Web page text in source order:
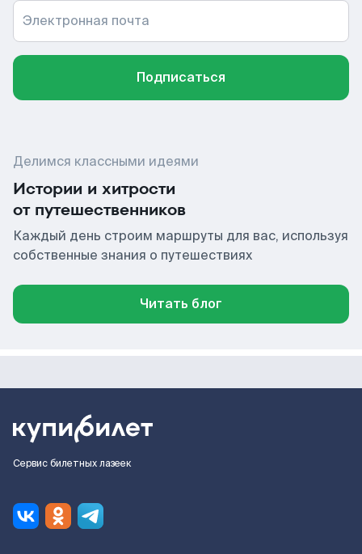
Электронная почта
Подписаться
Делимся классными идеями
Истории и хитрости
от путешественников
Каждый день строим маршруты для вас, используя
собственные знания о путешествиях
Читать блог
Сервис билетных лазеек